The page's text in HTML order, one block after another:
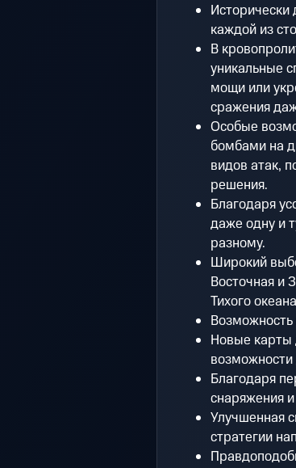
Исторически
каждой из
В
уникальные
мощи или
сражения
Особые
бомбами на
видов атак,
решения.
Благодаря
даже одну и
разному.
Широкий
Восточная и
Тихого
Возможность
Новые карты
возможности
Благодаря
снаряжения
Улучшенная
стратегии